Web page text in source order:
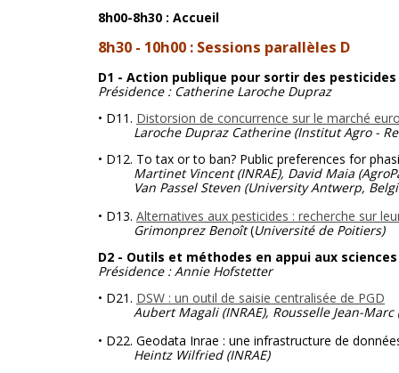
8h00-8h30 : Accueil
8h30 - 10h00 : Sessions parallèles D
D1 - Action publique pour sortir des pesticides
Présidence : Catherine Laroche Dupraz
• D11. Distorsion de concurrence sur le marché
Laroche Dupraz Catherine (Institut Agro -
• D12. To tax or to ban? Public preferences for
Martinet Vincent (INRAE), David Maia
Van Passel Steven (University Antwerp,
• D13. Alternatives aux pesticides : recherche sur
Grimonprez Benoît(Université de Poitiers)
D2 - Outils et méthodes en appui aux
Présidence : Annie Hofstetter
• D21. DSW : un outil de saisie centralisée de PGD
Aubert Magali (INRAE), Rousselle Jean-Marc
• D22. Geodata Inrae : une infrastructure de
Heintz Wilfried (INRAE)